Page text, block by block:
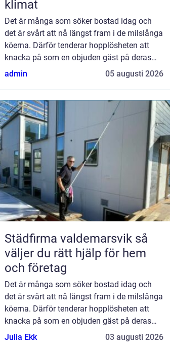
klimat
Det är många som söker bostad idag och
det är svårt att nå längst fram i de milslånga
köerna. Därför tenderar hopplösheten att
knacka på som en objuden gäst på deras
inr...
admin 05 augusti 2026
Städfirma valdemarsvik så
väljer du rätt hjälp för hem
och företag
Det är många som söker bostad idag och
det är svårt att nå längst fram i de milslånga
köerna. Därför tenderar hopplösheten att
knacka på som en objuden gäst på deras
inr...
Julia Ekk 03 augusti 2026